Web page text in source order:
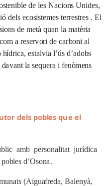
tenible de les NacionsUnides,
iódels ecosistemes terrestres . El
ions de metà quan la matèria
com a reservoridecarbonial
hídrica,estalvia l’úsd’adobs
davant lasequera i fenòmens
utor dels poblesque el
blic amb personalitat jurídica
pobles d’Osona.
unats (Aiguafreda,Balenyà,